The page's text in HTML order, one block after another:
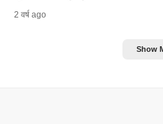
2 वर्ष ago
Show